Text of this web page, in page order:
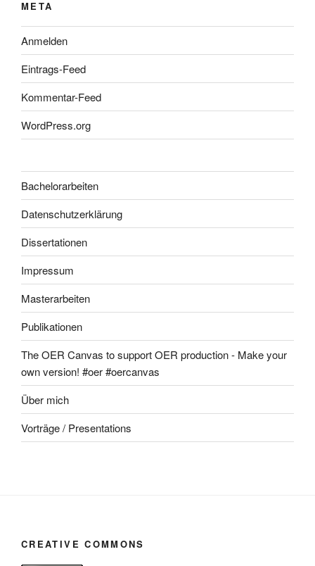
META
Anmelden
Eintrags-Feed
Kommentar-Feed
WordPress.org
Bachelorarbeiten
Datenschutzerklärung
Dissertationen
Impressum
Masterarbeiten
Publikationen
The OER Canvas to support OER production - Make your
own version! #oer #oercanvas
Über mich
Vorträge / Presentations
CREATIVE COMMONS